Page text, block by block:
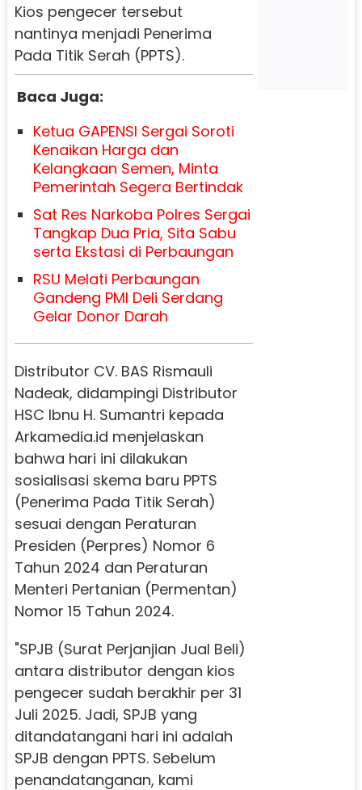
Kios pengecer tersebut
nantinya menjadi Penerima
Pada Titik Serah (PPTS).
Baca Juga:
Ketua GAPENSI Sergai Soroti
Kenaikan Harga dan
Kelangkaan Semen, Minta
Pemerintah Segera Bertindak
Sat Res Narkoba Polres Sergai
Tangkap Dua Pria, Sita Sabu
serta Ekstasi di Perbaungan
RSU Melati Perbaungan
Gandeng PMI Deli Serdang
Gelar Donor Darah
Distributor CV. BAS Rismauli
Nadeak, didampingi Distributor
HSC Ibnu H. Sumantri kepada
Arkamedia.id menjelaskan
bahwa hari ini dilakukan
sosialisasi skema baru PPTS
(Penerima Pada Titik Serah)
sesuai dengan Peraturan
Presiden (Perpres) Nomor 6
Tahun 2024 dan Peraturan
Menteri Pertanian (Permentan)
Nomor 15 Tahun 2024.
"SPJB (Surat Perjanjian Jual Beli)
antara distributor dengan kios
pengecer sudah berakhir per 31
Juli 2025. Jadi, SPJB yang
ditandatangani hari ini adalah
SPJB dengan PPTS. Sebelum
penandatanganan, kami